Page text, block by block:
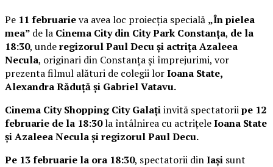
Pe 11 februarieva avea loc proiecția specială „În pielea
mea” de la Cinema City din City Park Constanța, de la
18:30, underegizorul Paul Decu și actrița Azaleea
Necula, originari din Constanța și împrejurimi, vor
prezenta filmul alături de colegii lorIoana State,
Alexandra Răduță și Gabriel Vatavu.
Cinema City Shopping City Galațiinvită spectatoriipe 12
februarie de la 18:30la întâlnirea cu actrițeleIoana State
și Azaleea Necula și regizorul Paul Decu.
Pe 13 februarie la ora 18:30, spectatorii dinIași sunt